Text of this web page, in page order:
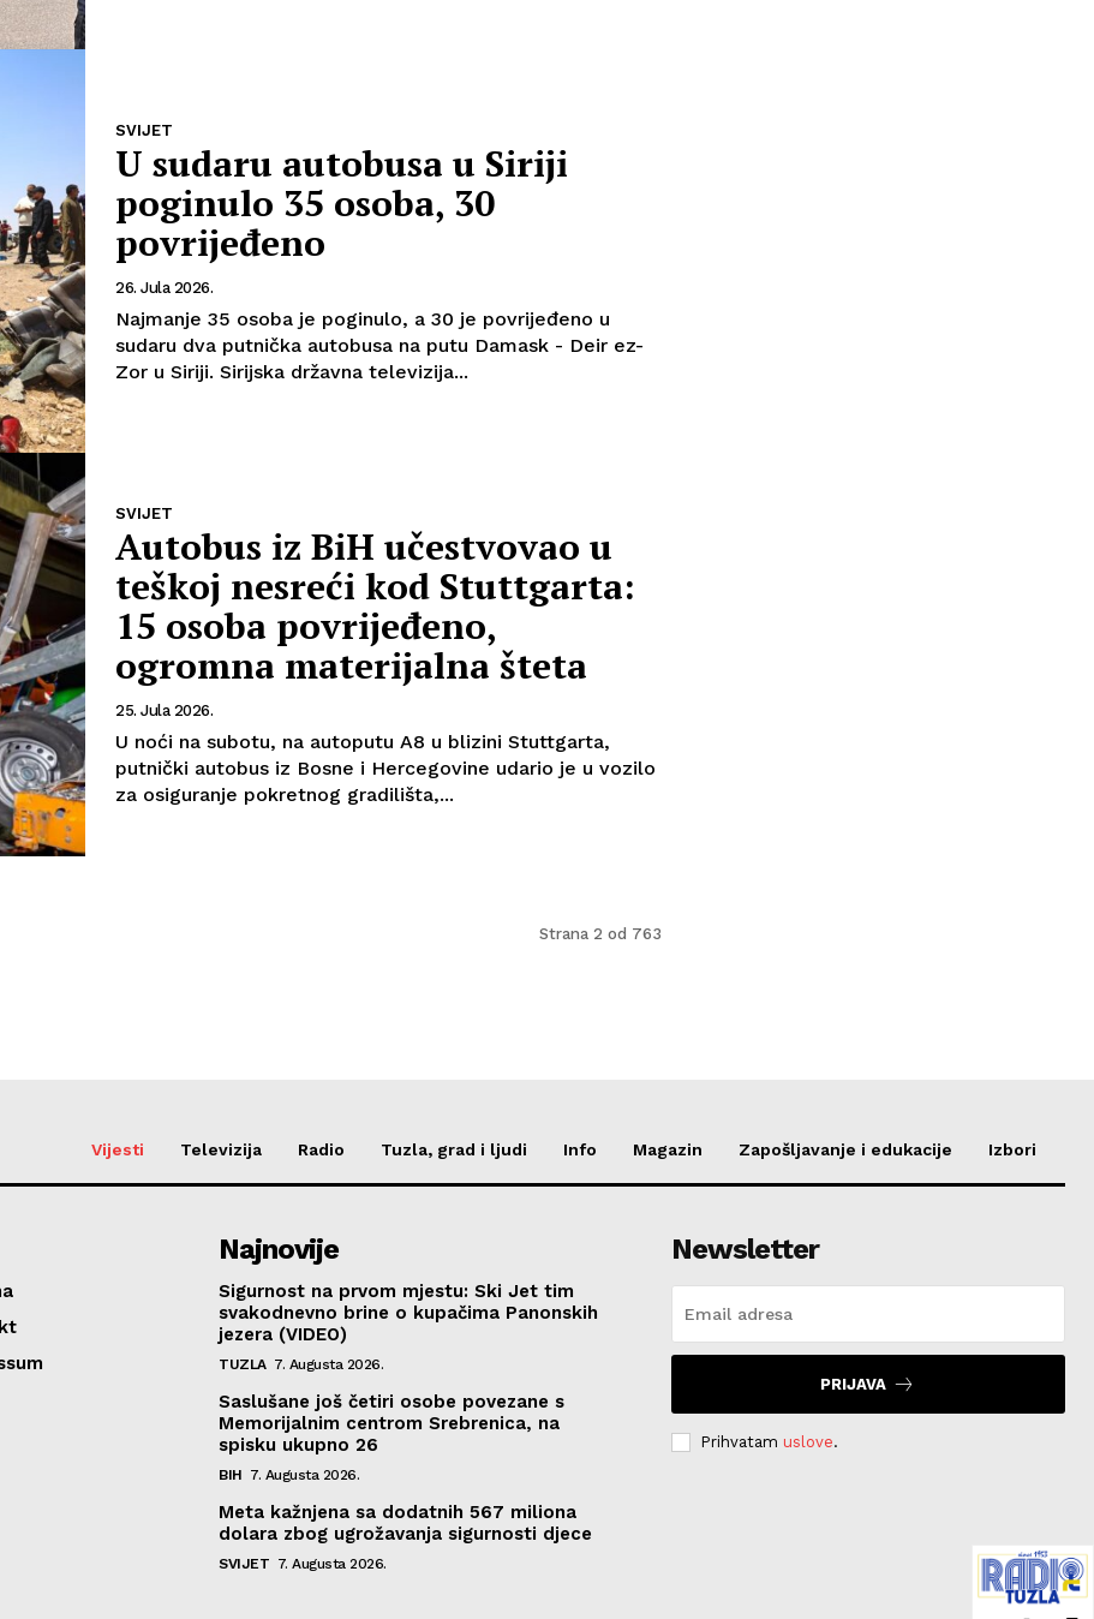
SVIJET
U sudaru autobusa u Siriji
poginulo 35 osoba, 30
povrijeđeno
26. Jula 2026.
Najmanje 35 osoba je poginulo, a 30 je povrijeđeno u
sudaru dva putnička autobusa na putu Damask - Deir ez-
Zor u Siriji. Sirijska državna televizija...
SVIJET
Autobus iz BiH učestvovao u
teškoj nesreći kod Stuttgarta:
15 osoba povrijeđeno,
ogromna materijalna šteta
25. Jula 2026.
U noći na subotu, na autoputu A8 u blizini Stuttgarta,
putnički autobus iz Bosne i Hercegovine udario je u vozilo
za osiguranje pokretnog gradilišta,...
Strana 2 od 763
Vijesti Televizija Radio Tuzla, grad i ljudi Info Magazin Zapošljavanje i edukacije Izbori
Najnovije
Sigurnost na prvom mjestu: Ski Jet tim
svakodnevno brine o kupačima Panonskih
jezera (VIDEO)
TUZLA 7. Augusta 2026.
Saslušane još četiri osobe povezane s
Memorijalnim centrom Srebrenica, na
spisku ukupno 26
BIH 7. Augusta 2026.
Meta kažnjena sa dodatnih 567 miliona
dolara zbog ugrožavanja sigurnosti djece
SVIJET 7. Augusta 2026.
Newsletter
PRIJAVA
Prihvatam uslove.